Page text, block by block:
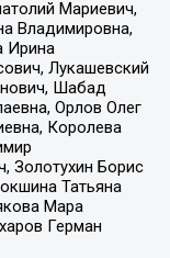
Мариевич,
Владимировна,
Ирина
Лукашевский
Шабад
Орлов Олег
Королева
Золотухин Борис
Татьяна
Мара
Герман